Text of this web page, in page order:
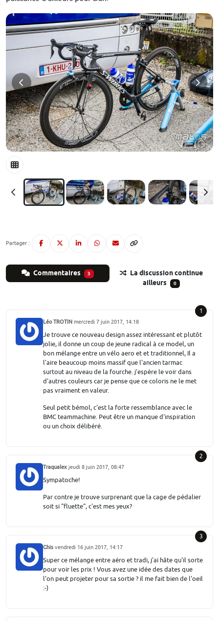
Partager :
Commentaires 3
La discussion continue
ailleurs
0
1
Léo TROTIN mercredi 7 juin 2017, 14:18
Je trouve ce nouveau design assez intéressant et plutôt
jolie, il donne un coup de jeune radical à ce model, un
bon mélange entre un vélo aero et et traditionnel, Il a
l'aire beaucoup moins massif que l'ancien tarmac
surtout au niveau de la fourche. j’espère le voir dans
d'autres couleurs car je pense que ce coloris ne le met
pas vraiment en valeur.
Seul petit bémol, c'est la forte ressemblance avec le
BMC teammachine. Peut être un manque d'inspiration
ou un choix délibéré.
2
Traqualex jeudi 8 juin 2017, 08:47
Sympatoche!
Par contre je trouve surprenant que la cage de pédalier
soit si "fluette", c'est mes yeux?
3
Ghis vendredi 16 juin 2017, 14:17
Super ce mélange entre aéro et tradi, j'ai hâte qu'il sorte
pour voir les prix ! Vous avez une idée des dates que
l'on peut projeter pour sa sortie ? il me fait bien de l'oeil
:-)